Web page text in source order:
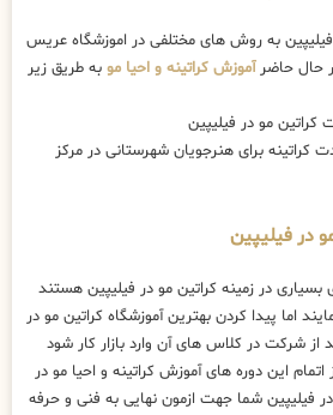
به روش های مختلفی در اموزشگاه عریس
حال حاضرآموزش کراتینه و احیا مو به طریق زیر
کراتینه برای هنرجویان شهرستانی در مرکز
در فیلیپین
بسیاری در زمینه کراتین مو در فیلیپین هستند
اما پیدا کردن بهترین آموزشگاه کراتین مو در
از شرکت در کلاس های آن وارد بازار کار شود
این دوره های آموزش کراتینه و احیا مو در
در فیلیپین شما جهت ازمون نهایی به فنی و حرفه